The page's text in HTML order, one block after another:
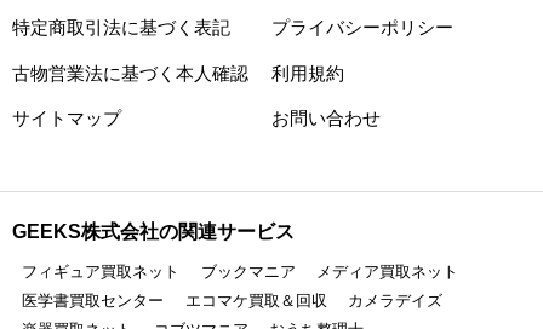
特定商取引法に基づく表記 プライバシーポリシー
古物営業法に基づく本人確認 利用規約
サイトマップ お問い合わせ
GEEKS株式会社の関連サービス
フィギュア買取ネット ブックマニア
メディア買取ネット
医学書買取センター
エコマケ買取＆回収
カメラデイズ